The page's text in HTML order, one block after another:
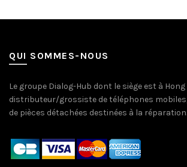
QUI SOMMES-NOUS
Le groupe Dialog-Hub dont le siège est à
distributeur/grossiste de téléphones
de pièces détachées destinées à la réparation.